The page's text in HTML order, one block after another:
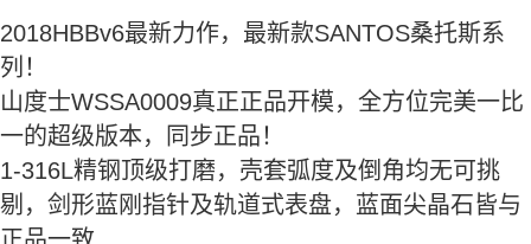
2018HBBv6最新力作，最新款SANTOS桑托斯系
列！
山度士WSSA0009真正正品开模，全方位完美一比
一的超级版本，同步正品！
1-316L精钢顶级打磨，壳套弧度及倒角均无可挑
剔，剑形蓝刚指针及轨道式表盘，蓝面尖晶石皆与